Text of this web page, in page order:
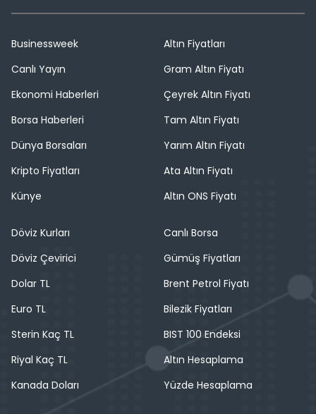
Businessweek
Canlı Yayın
Ekonomi Haberleri
Borsa Haberleri
Dünya Borsaları
Kripto Fiyatları
Künye
Altın Fiyatları
Gram Altın Fiyatı
Çeyrek Altın Fiyatı
Tam Altın Fiyatı
Yarım Altın Fiyatı
Ata Altın Fiyatı
Altın ONS Fiyatı
Döviz Kurları
Döviz Çevirici
Dolar TL
Euro TL
Sterin Kaç TL
Riyal Kaç TL
Kanada Doları
Canlı Borsa
Gümüş Fiyatları
Brent Petrol Fiyatı
Bilezik Fiyatları
BIST 100 Endeksi
Altın Hesaplama
Yüzde Hesaplama